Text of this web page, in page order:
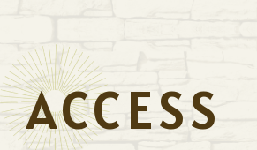
ACCESS